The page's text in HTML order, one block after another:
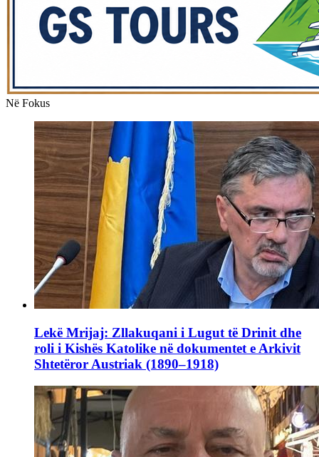
Në Fokus
Lekë Mrijaj: Zllakuqani i Lugut të Drinit dhe
roli i Kishës Katolike në dokumentet e Arkivit
Shtetëror Austriak (1890–1918)